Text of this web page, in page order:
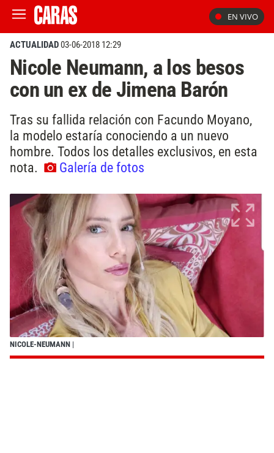
EN VIVO
ACTUALIDAD03-06-2018 12:29
Nicole Neumann, a los besos
con un ex de Jimena Barón
Tras su fallida relación con Facundo Moyano,
la modelo estaría conociendo a un nuevo
hombre. Todos los detalles exclusivos, en esta
nota.
Galería de fotos
NICOLE-NEUMANN |